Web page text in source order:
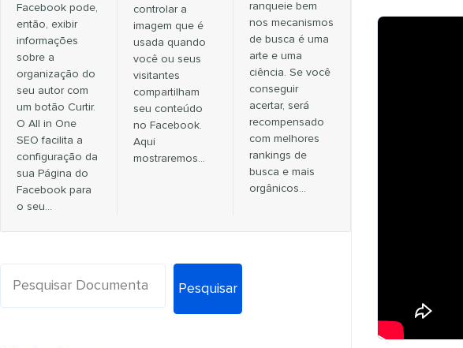
Facebook pode,
então, exibir
informações
sobre a
organização do
seu autor com
um botão Curtir.
O All in One
SEO facilita a
configuração da
sua Página do
Facebook para
o seu…
controlar a
imagem que é
usada quando
você ou seus
visitantes
compartilham
seu conteúdo
no Facebook.
Aqui
mostraremos…
ranqueie bem
nos mecanismos
de busca é uma
arte e uma
ciência. Se você
conseguir
acertar, será
recompensado
com melhores
rankings de
busca e mais
orgânicos…
Pesquisar